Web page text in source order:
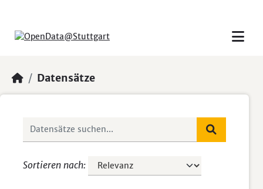
Datensätze
Sortieren nach